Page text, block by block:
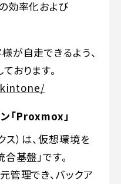
効率化および
が自走できるよう、
おります。
「Proxmox」
ス）は、仮想環境を
基盤」です。
管理でき、バックア